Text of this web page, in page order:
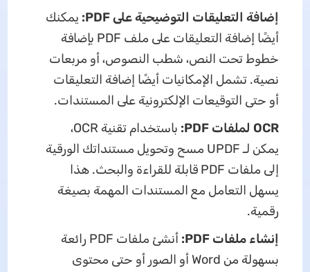
إضافة التعليقات التوضيحية على PDF:
يمكنك
أيضًا إضافة التعليقات على ملف PDF بإضافة
خطوط تحت النص، شطب النصوص، أو مربعات
نصية. تشمل الإمكانيات أيضًا إضافة التعليقات
أو حتى التوقيعات الإلكترونية على المستندات.
OCR لملفات PDF:
باستخدام تقنية OCR،
يمكن لـ UPDF مسح وتحويل مستنداتك الورقية
إلى ملفات PDF قابلة للقراءة والبحث. هذا
يسهل التعامل مع المستندات المهمة بصيغة
رقمية.
إنشاء ملفات PDF:
أنشئ ملفات PDF رائعة
بسهولة من Word أو الصور أو حتى محتوى